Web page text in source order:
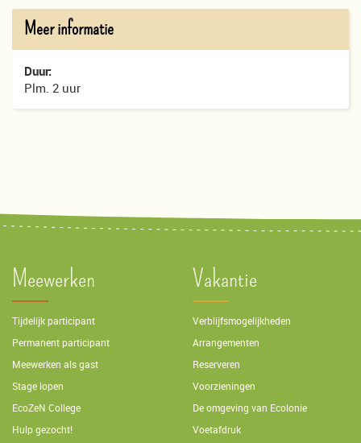
Meer informatie
Duur:
Plm. 2 uur
Meewerken
Tijdelijk participant
Permanent participant
Meewerken als gast
Stage lopen
EcoZeN College
Hulp gezocht!
Vakantie
Verblijfsmogelijkheden
Arrangementen
Reserveren
Voorzieningen
De omgeving van Ecolonie
Voetafdruk